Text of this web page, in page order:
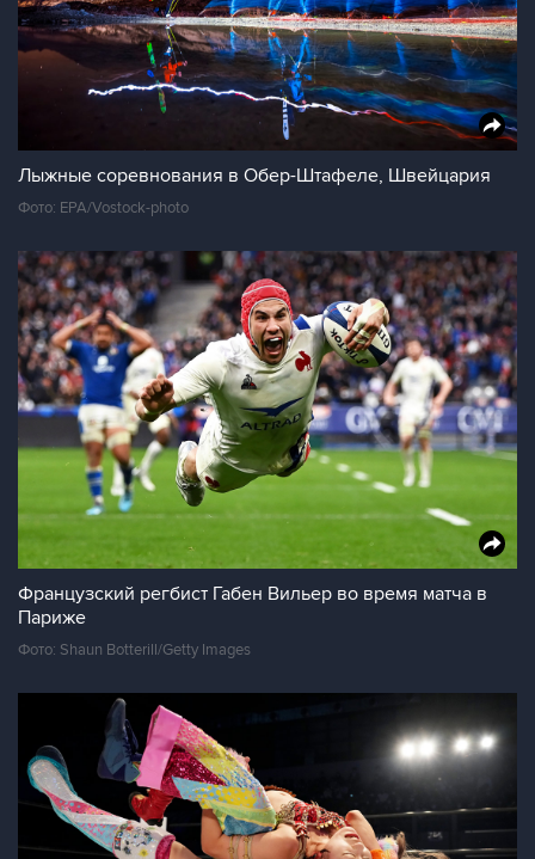
Лыжные соревнования в Обер-Штафеле, Швейцария
Фото: EPA/Vostock-photo
Французский регбист Габен Вильер во время матча в
Париже
Фото: Shaun Botterill/Getty Images